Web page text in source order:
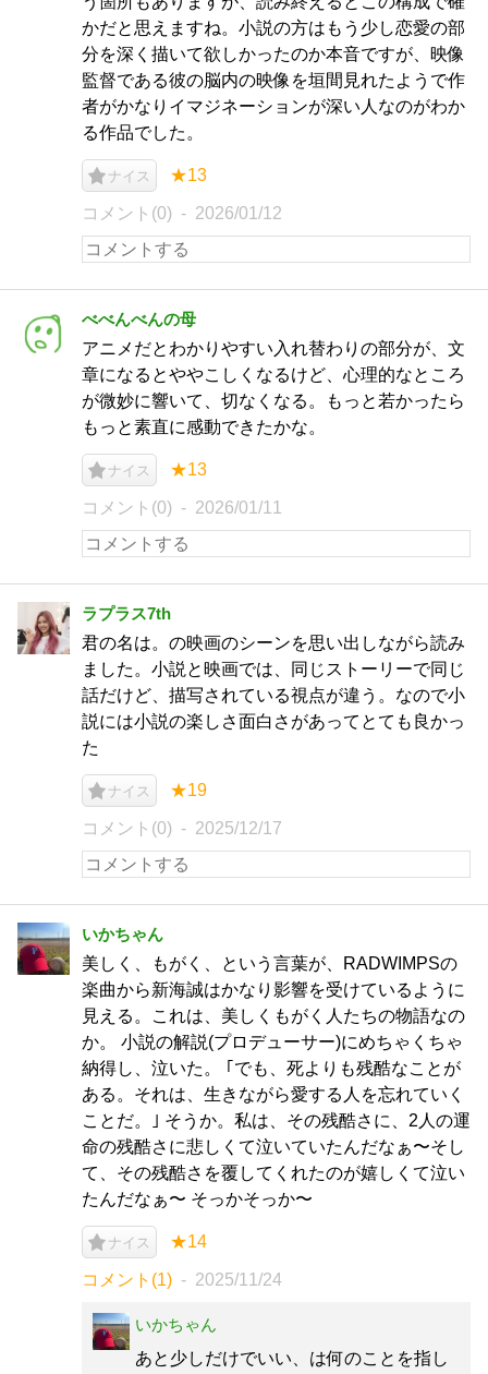
かだと思えますね。小説の方はもう少し恋愛の部
分を深く描いて欲しかったのか本音ですが、映像
監督である彼の脳内の映像を垣間見れたようで作
者がかなりイマジネーションが深い人なのがわか
る作品でした。
ナイス ★13
コメント(0) 2026/01/12
べべんべんの母
アニメだとわかりやすい入れ替わりの部分が、文
章になるとややこしくなるけど、心理的なところ
が微妙に響いて、切なくなる。もっと若かったら
もっと素直に感動できたかな。
ナイス ★13
コメント(0) 2026/01/11
ラプラス7th
君の名は。の映画のシーンを思い出しながら読み
ました。小説と映画では、同じストーリーで同じ
話だけど、描写されている視点が違う。なので小
説には小説の楽しさ面白さがあってとても良かっ
た
ナイス ★19
コメント(0) 2025/12/17
いかちゃん
美しく、もがく、という言葉が、RADWIMPSの
楽曲から新海誠はかなり影響を受けているように
見える。これは、美しくもがく人たちの物語なの
か。 小説の解説(プロデューサー)にめちゃくちゃ
納得し、泣いた。 ｢でも、死よりも残酷なことが
ある。それは、生きながら愛する人を忘れていく
ことだ。｣ そうか。私は、その残酷さに、2人の運
命の残酷さに悲しくて泣いていたんだなぁ〜そし
て、その残酷さを覆してくれたのが嬉しくて泣い
たんだなぁ〜 そっかそっか〜
ナイス ★14
コメント(1) 2025/11/24
いかちゃん
‪あと少しだけでいい、は何のことを指し